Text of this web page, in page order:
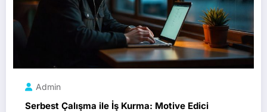
Admin
Serbest Çalışma ile İş Kurma: Motive Edici